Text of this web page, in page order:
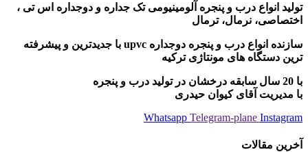
تولید انواع درب و پنجره آلومینیومی تک جداره و دوجداره اس تی ،
اختصاصی، نرمال، ترمال
سازنده انواع درب و پنجره دوجداره upvc با جدیدترین و پیشرفته
ترین دستگاه های مونتاژی ترکیه
با 20 سال سابقه درخشان در تولید درب و پنجره
با مدیریت آقای کیوان حیدری
Whatsapp Telegram-plane Instagram
آخرین مقالات